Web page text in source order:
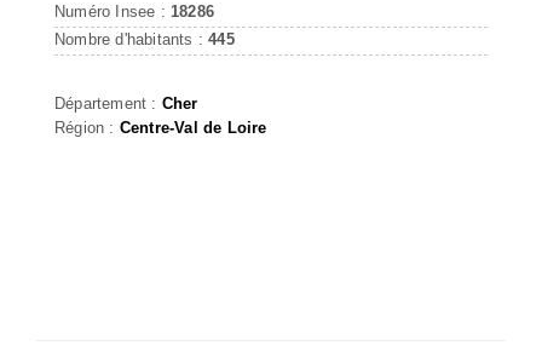
Numéro Insee : 18286
Nombre d'habitants :445
Département : Cher
Région : Centre-Val de Loire